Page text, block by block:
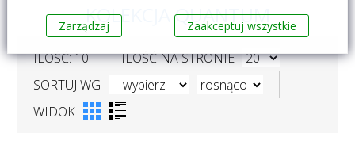
KOLEKCJA QUANTUM
ILOŚĆ: 10
ILOŚĆ NA STRONIE
SORTUJ WG
WIDOK
Zarządzaj Zaakceptuj wszystkie